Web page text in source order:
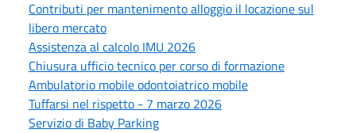
Contributi per mantenimento alloggio il locazione sul
libero mercato
Assistenza al calcolo IMU 2026
Chiusura ufficio tecnico per corso di formazione
Ambulatorio mobile odontoiatrico mobile
Tuffarsi nel rispetto - 7 marzo 2026
Servizio di Baby Parking